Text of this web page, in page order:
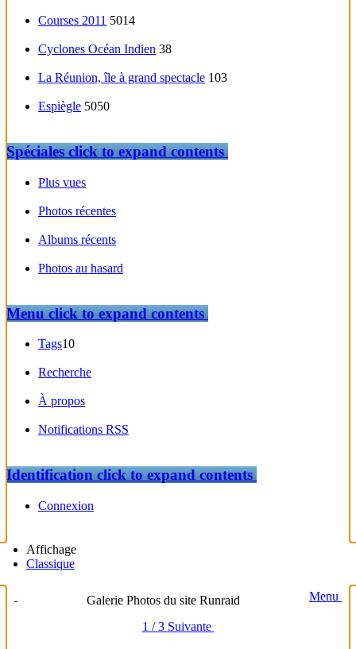
Courses 2011 5014
Cyclones Océan Indien 38
La Réunion, île à grand spectacle 103
Espiègle 5050
Spécialesclick to expand contents
Plus vues
Photos récentes
Albums récents
Photos au hasard
Menuclick to expand contents
Tags10
Recherche
À propos
Notifications RSS
Identificationclick to expand contents
Connexion
Affichage
Classique
Galerie Photos du site Runraid Menu
1 / 3 Suivante